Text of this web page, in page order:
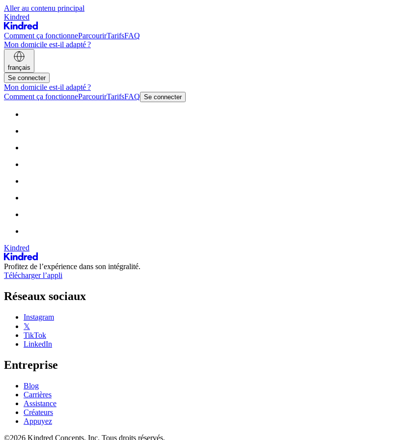
Aller au contenu principal
Kindred
Comment ça fonctionneParcourirTarifsFAQ
Mon domicile est-il adapté ?
français
Se connecter
Mon domicile est-il adapté ?
Comment ça fonctionneParcourirTarifsFAQ Se connecter
Kindred
Profitez de l’expérience dans son intégralité.
Télécharger l’appli
Réseaux sociaux
Instagram
𝕏
TikTok
LinkedIn
Entreprise
Blog
Carrières
Assistance
Créateurs
Appuyez
©2026 Kindred Concepts, Inc. Tous droits réservés.